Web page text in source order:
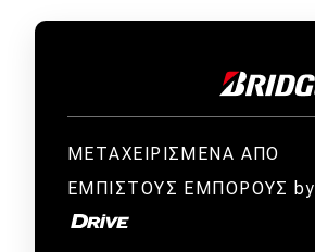
ΜΕΤΑΧΕΙΡΙΣΜΕΝΑ ΑΠΟ
ΕΜΠΙΣΤΟΥΣ ΕΜΠΟΡΟΥΣ by